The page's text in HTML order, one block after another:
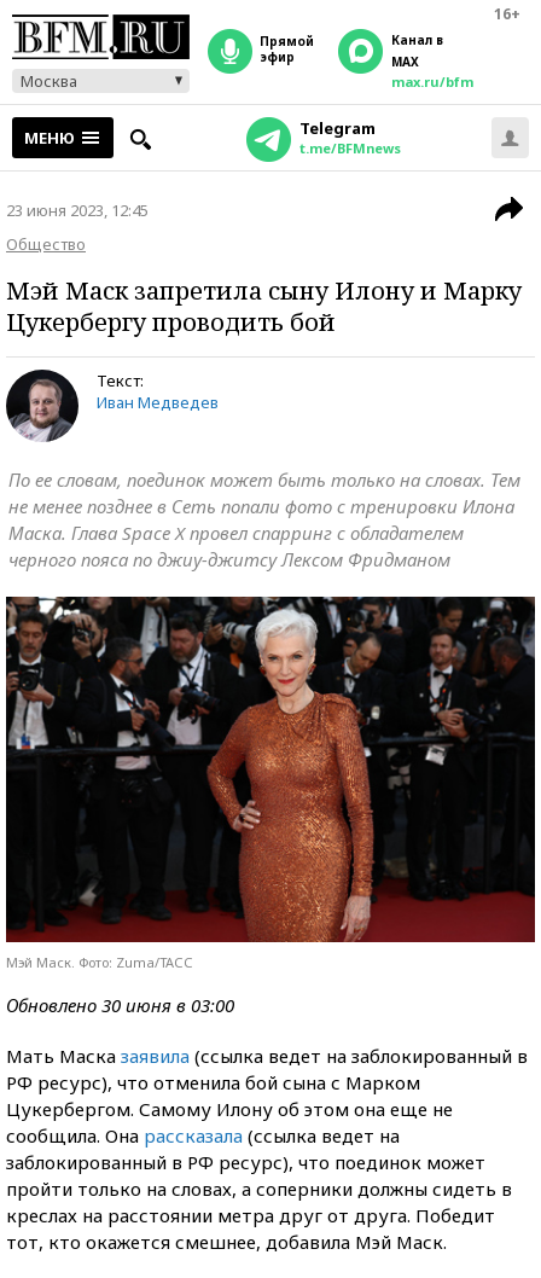
16+
Москва
прямой
эфир
Канал в
MAX
max.ru/bfm
МЕНЮ Telegram
t.me/BFMnews
23 июня 2023, 12:45
Общество
Мэй Маск запретила сыну Илону и Марку
Цукербергу проводить бой
Текст:
Иван Медведев
По ее словам, поединок может быть только на словах. Тем
не менее позднее в Сеть попали фото с тренировки Илона
Маска. Глава Space X провел спарринг с обладателем
черного пояса по джиу-джитсу Лексом Фридманом
Мэй Маск. Фото: Zuma/ТАСС
Обновлено 30 июня в 03:00
Мать Маска заявила (ссылка ведет на заблокированный в
РФ ресурс), что отменила бой сына с Марком
Цукербергом. Самому Илону об этом она еще не
сообщила. Она рассказала (ссылка ведет на
заблокированный в РФ ресурс), что поединок может
пройти только на словах, а соперники должны сидеть в
креслах на расстоянии метра друг от друга. Победит
тот, кто окажется смешнее, добавила Мэй Маск.